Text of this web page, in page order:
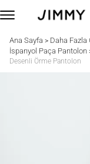
Ana Sayfa > Daha Fazla
İspanyol Paça Pantolon
Desenli Örme Pantolon